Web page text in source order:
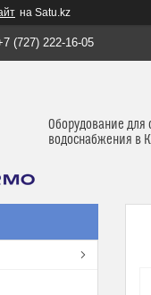
на Satu.kz
(727) 222-16-05
Оборудование для
водоснабжения в